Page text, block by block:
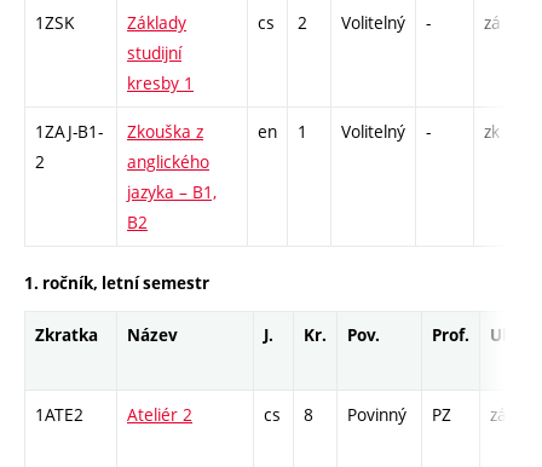
1ZSK
Základy
studijní
kresby 1
cs 2 Volitelný - zá
1ZAJ-B1-
2
Zkouška z
anglického
jazyka – B1,
B2
en 1 Volitelný - zk
1. ročník, letní semestr
Zkratka Název J. Kr. Pov. Prof. Uk.
1ATE2 Ateliér 2 cs 8 Povinný PZ zá